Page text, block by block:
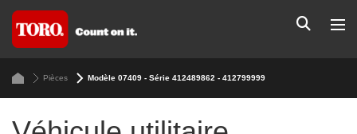
Pièces Modèle 07409 - Série 412489862 - 412799999